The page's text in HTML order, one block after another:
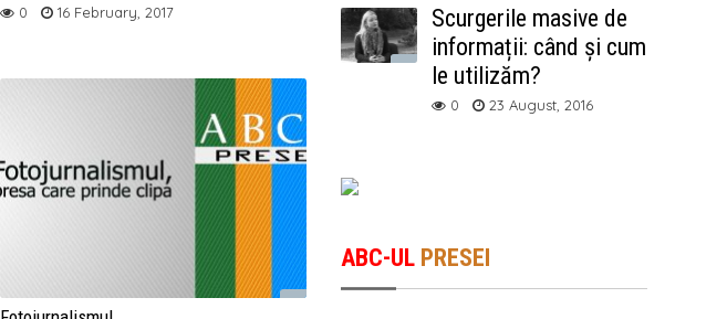
0 16 February, 2017
Scurgerile masive de
informații: când și cum
le utilizăm?
0 23 August, 2016
ABC-ULPRESEI